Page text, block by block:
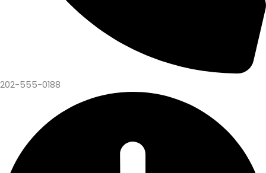
202-555-0188